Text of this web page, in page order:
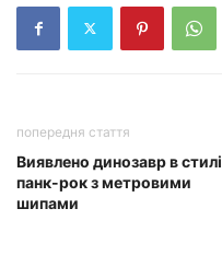
попередня стаття
Виявлено динозавр в стилі
панк-рок з метровими
шипами